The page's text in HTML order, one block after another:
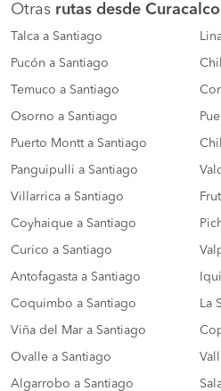
Otras rutas desde Curacalco
Talca a Santiago
Pucón a Santiago
Temuco a Santiago
Osorno a Santiago
Puerto Montt a Santiago
Panguipulli a Santiago
Villarrica a Santiago
Coyhaique a Santiago
Curico a Santiago
Antofagasta a Santiago
Coquimbo a Santiago La
Viña del Mar a Santiago
Ovalle a Santiago
Algarrobo a Santiago